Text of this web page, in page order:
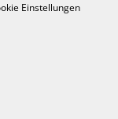
Einstellungen